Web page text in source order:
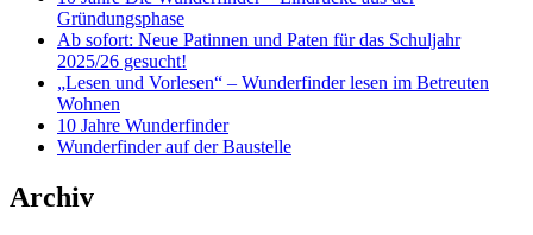
Gründungsphase
Ab sofort: Neue Patinnen und Paten für das Schuljahr
2025/26 gesucht!
„Lesen und Vorlesen“ – Wunderfinder lesen im Betreuten
Wohnen
10 Jahre Wunderfinder
Wunderfinder auf der Baustelle
Archiv